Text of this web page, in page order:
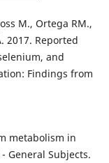
M., Ortega RM.,
2017. Reported
and
Findings from
metabolism in
General Subjects.